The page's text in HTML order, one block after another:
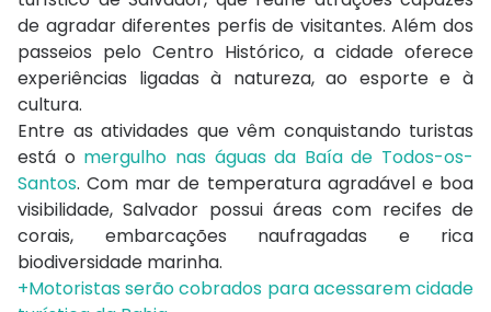
de agradar diferentes perfis de visitantes. Além dos
passeios pelo Centro Histórico, a cidade oferece
experiências ligadas à natureza, ao esporte e à
cultura.
Entre as atividades que vêm conquistando turistas
está o mergulho nas águas da Baía de Todos-os-
Santos. Com mar de temperatura agradável e boa
visibilidade, Salvador possui áreas com recifes de
corais, embarcações naufragadas e rica
biodiversidade marinha.
+Motoristas serão cobrados para acessarem cidade